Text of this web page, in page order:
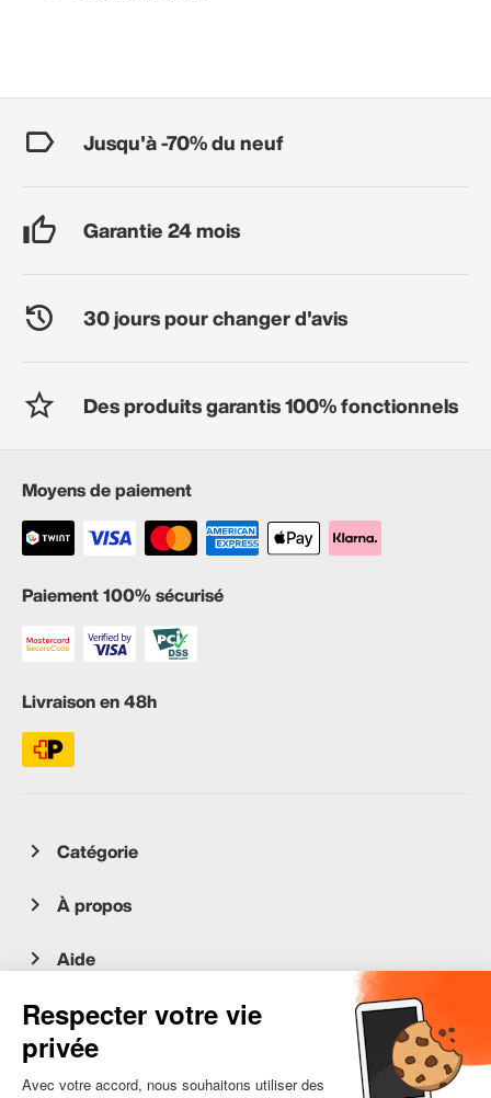
Jusqu'à -70% du neuf
Garantie 24 mois
30 jours pour changer d'avis
Des produits garantis 100% fonctionnels
Moyens de paiement
Paiement 100% sécurisé
Livraison en 48h
Catégorie
À propos
Aide
Service client
occasion.migros.mobile@recommerce.com